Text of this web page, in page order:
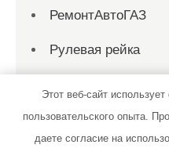
РемонтАвтоГАЗ
Рулевая рейка
Русский Пар, баня
Этот веб-сайт
пользовательского опыта.
даете согласие на